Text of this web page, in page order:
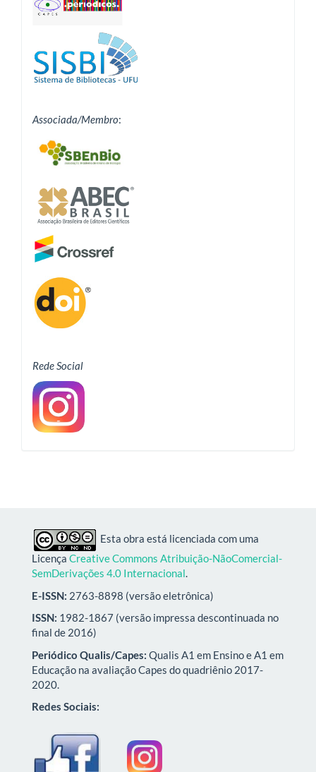
Associada/Membro:
Rede Social
Esta obra está licenciada com uma
Licença Creative Commons Atribuição-NãoComercial-
SemDerivações 4.0 Internacional.
E-ISSN: 2763-8898 (versão eletrônica)
ISSN: 1982-1867 (versão impressa descontinuada no
final de 2016)
Periódico Qualis/Capes: Qualis A1 em Ensino e A1 em
Educação na avaliação Capes do quadriênio 2017-
2020.
Redes Sociais: